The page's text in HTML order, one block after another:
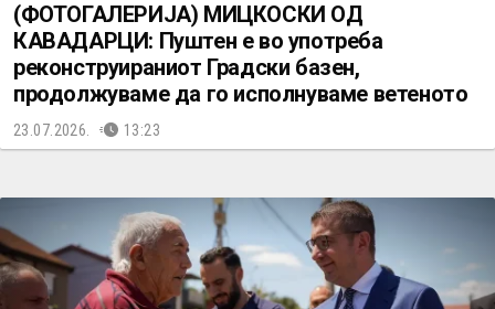
(ФОТОГАЛЕРИЈА) МИЦКОСКИ ОД
КАВАДАРЦИ: Пуштен е во употреба
реконструираниот Градски базен,
продолжуваме да го исполнуваме ветеното
23.07.2026. 13:23